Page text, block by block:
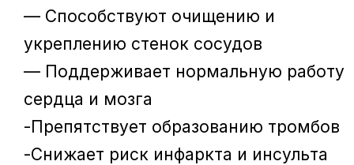
— Способствуют очищению и
укреплению стенок сосудов
— Поддерживает нормальную работу
сердца и мозга
-Препятствует образованию тромбов
-Снижает риск инфаркта и инсульта